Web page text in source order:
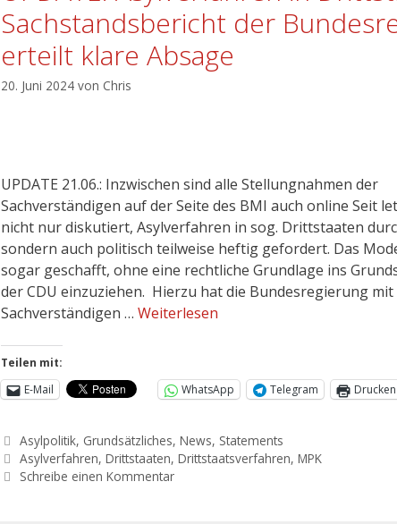
Sachstandsbericht der
erteilt klare Absage
20. Juni 2024 von Chris
UPDATE 21.06.: Inzwischen sind alle Stellungnahmen der
Sachverständigen auf der Seite des BMI auch online Seit
nicht nur diskutiert, Asylverfahren in sog. Drittstaaten
sondern auch politisch teilweise heftig gefordert. Das
sogar geschafft, ohne eine rechtliche Grundlage ins
der CDU einzuziehen. Hierzu hat die Bundesregierung mit
Sachverständigen … Weiterlesen
Teilen mit:
E-Mail
WhatsApp Telegram Drucken
Asylpolitik, Grundsätzliches,News, Statements
Asylverfahren,Drittstaaten,Drittstaatsverfahren,MPK
Schreibe einen Kommentar